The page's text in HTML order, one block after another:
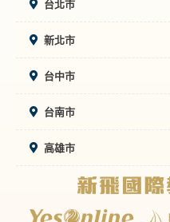
台北市
新北市
台中市
台南市
高雄市